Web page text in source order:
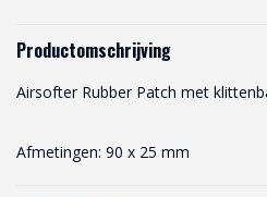
Productomschrijving
Airsofter Rubber Patch met
Afmetingen: 90 x 25 mm